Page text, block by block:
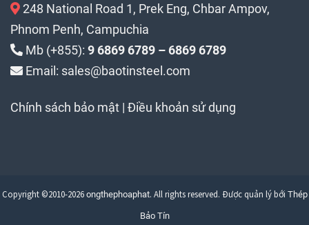
248 National Road 1, Prek Eng, Chbar Ampov,
Phnom Penh, Campuchia
Mb (+855): 9 6869 6789 – 6869 6789
Email: sales@baotinsteel.com
Chính sách bảo mật | Điều khoản sử dụng
Copyright ©2010-2026 ongthephoaphat. All rights reserved. Được quản lý bới Thép
Bảo Tín